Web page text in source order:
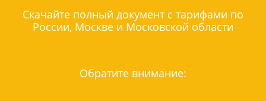
Скачайте полный документ с тарифами по
России, Москве и Московской области
Обратите внимание: